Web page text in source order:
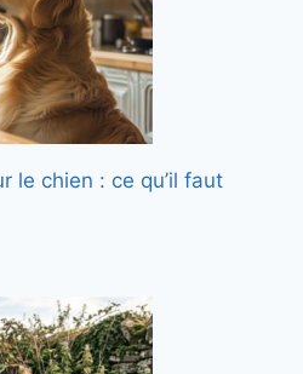
le chien : ce qu’il faut